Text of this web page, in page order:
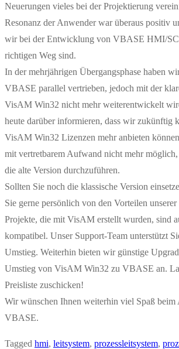
Neuerungen vieles bei der Projektierung
Resonanz der Anwender war überaus positiv
wir bei der Entwicklung von VBASE HMI/
richtigen Weg sind.
In der mehrjährigen Übergangsphase haben
VBASE parallel vertrieben, jedoch mit der
VisAM Win32 nicht mehr weiterentwickelt
heute darüber informieren, dass wir zukünftig
VisAM Win32 Lizenzen mehr anbieten
mit vertretbarem Aufwand nicht mehr
die alte Version durchzuführen.
Sollten Sie noch die klassische Version
Sie gerne persönlich von den Vorteilen
Projekte, die mit VisAM erstellt wurden, sind
kompatibel. Unser Support-Team unterstützt
Umstieg. Weiterhin bieten wir günstige
Umstieg von VisAM Win32 zu VBASE an.
Preisliste zuschicken!
Wir wünschen Ihnen weiterhin viel Spaß beim
VBASE.
Tagged hmi, leitsystem, prozessleitsystem,